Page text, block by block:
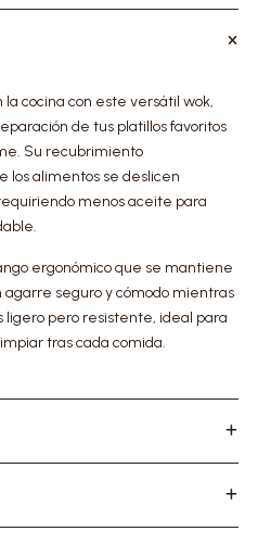
cocina con este versátil wok,
de tus platillos favoritos
Su recubrimiento
los alimentos se deslicen
menos aceite para
ergonómico que se mantiene
seguro y cómodo mientras
ligero pero resistente, ideal para
tras cada comida.